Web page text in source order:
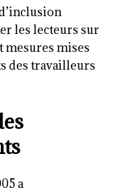
les lecteurs sur
mises
des travailleurs
a